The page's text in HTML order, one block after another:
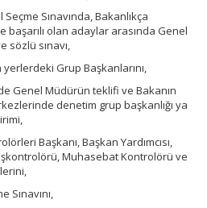
Sınavında, Bakanlıkça
olan adaylar arasında Genel
sözlü sınavı,
yerlerdeki Grup Başkanlarını,
Genel Müdürün teklifi ve Bakanın
denetim grup başkanlığı ya
Başkanı, Başkan Yardımcısı,
Muhasebat Kontrolörü ve
Sınavını,